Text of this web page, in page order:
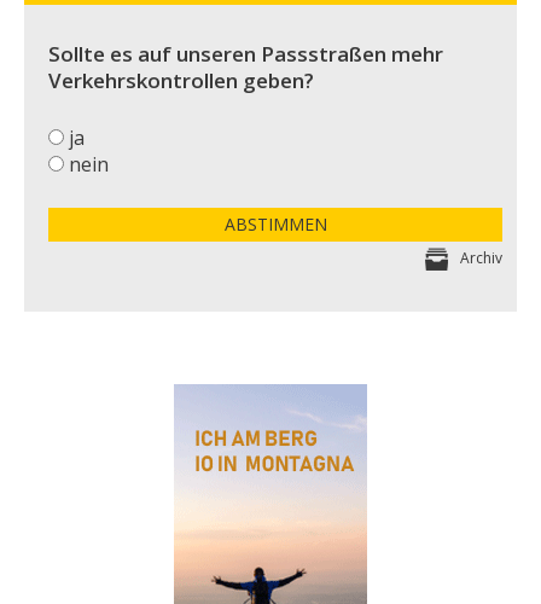
Sollte es auf unseren Passstraßen mehr
Verkehrskontrollen geben?
ja
nein
ABSTIMMEN
Archiv